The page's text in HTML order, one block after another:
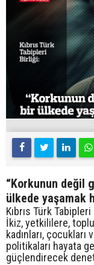
“Korkunun değil
ülkede yaşamak
Kıbrıs Türk
İkiz, yetkililere,
kadınları,
politikaları hayata
güçlendirecek